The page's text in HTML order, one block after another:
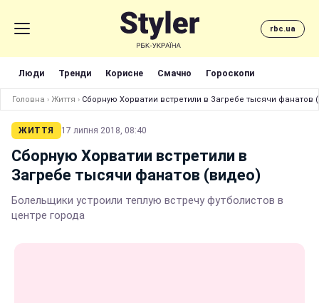
rbc.ua
Люди Тренди Корисне Смачно Гороскопи
Головна › Життя › Сборную Хорватии встретили в Загребе тысячи фанатов
ЖИТТЯ 17 липня 2018, 08:40
Сборную Хорватии встретили в
Загребе тысячи фанатов (видео)
Болельщики устроили теплую встречу футболистов в
центре города